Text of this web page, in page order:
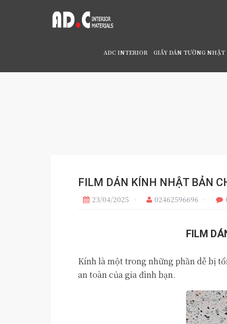
ADC INTERIOR GIẤY DÁN TƯỜNG NHẬT
TƯ VẤN FILM DÁN NỘI THẤT REATEC
FILM DÁN KÍNH NHẬT BẢN
23/04/2025 02462596696
FILM
Kính là một trong những phần dễ bị
an toàn của gia đình bạn.